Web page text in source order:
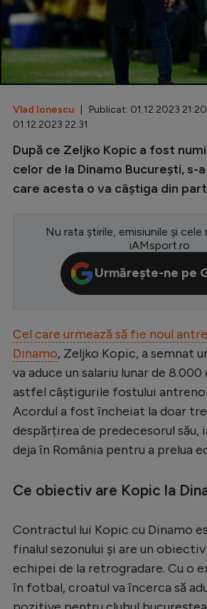
Fotbal feminin
Diverse
Inedit
Clasamente
Champions League
Conference League
CM 2026
Premier League
Serie A
Bundesliga
Ligue 1
Campionate
Starurile fotbalului
Clasamente
Vlad Ionescu | Publicat: 01.12.2023
01.12.2023 22:31
După ce Zeljko Kopic a fost
celor de la Dinamo București, s-
care acesta o va câștiga din
Nu rata știrile, emisiunile și cele
iAMsport.ro
Urmărește-ne pe
Cel care urmează să fie noul
Dinamo, Zeljko Kopic, a semnat
va aduce un salariu lunar de
astfel câștigurile fostului
Acordul a fost încheiat la doar
despărțirea de predecesorul său,
deja în România pentru a prelua
Ce obiectiv are Kopic la
Contractul lui Kopic cu Dinamo
finalul sezonului și are un obiectiv
echipei de la retrogradare. Cu o
în fotbal, croatul va încerca să